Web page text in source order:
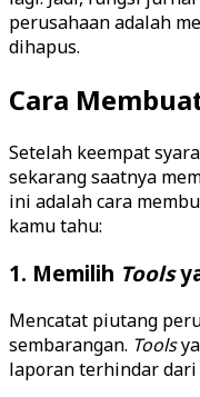
perusahaan adalah
dihapus.
Cara
Setelah keempat
sekarang saatnya
ini adalah cara
kamu tahu:
1. Memilih Tools
Mencatat piutang
sembarangan. Tools
laporan terhindar dari